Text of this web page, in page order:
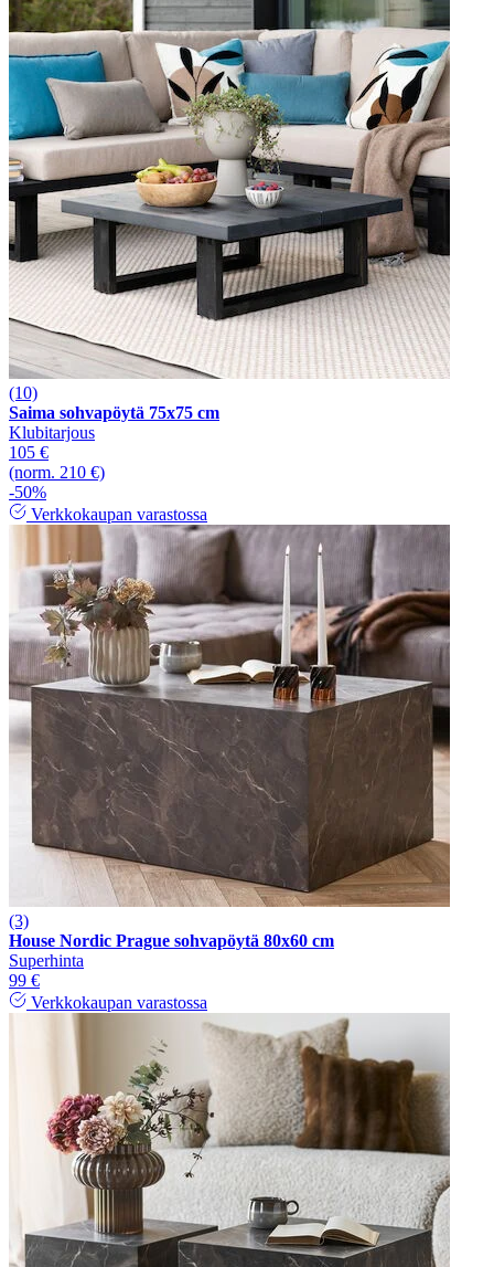
(10)
Saima sohvapöytä 75x75 cm
Klubitarjous
105 €
(norm. 210 €)
-50%
Verkkokaupan varastossa
(3)
House Nordic Prague sohvapöytä 80x60 cm
Superhinta
99 €
Verkkokaupan varastossa